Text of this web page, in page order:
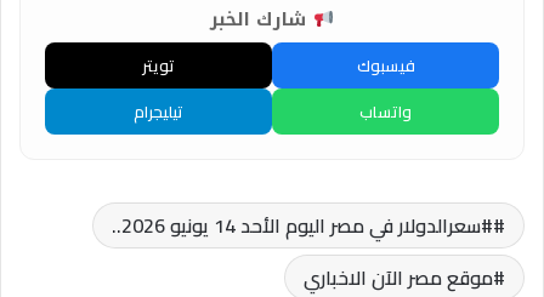
شارك الخبر
فيسبوك
تويتر
واتساب
تيليجرام
#سعرالدولار في مصر اليوم الأحد 14 يونيو 2026..
موقع مصر الآن الاخباري